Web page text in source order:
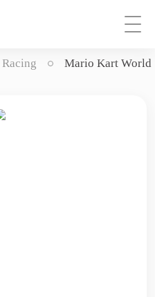
Racing Mario Kart World